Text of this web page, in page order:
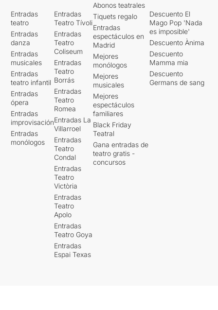
Entradas
teatro
Entradas
danza
Entradas
musicales
Entradas
teatro infantil
Entradas
ópera
Entradas
improvisación
Entradas
monólogos
Entradas
Teatro Tívoli
Entradas
Teatro
Coliseum
Entradas
Teatro
Borrás
Entradas
Teatro
Romea
Entradas La
Villarroel
Entradas
Teatro
Condal
Entradas
Teatro
Victòria
Entradas
Teatro
Apolo
Entradas
Teatro Goya
Entradas
Espai Texas
Abonos teatrales
Tiquets regalo
Entradas
espectáculos en
Madrid
Mejores
monólogos
Mejores
musicales
Mejores
espectáculos
familiares
Black Friday
Teatral
Gana entradas de
teatro gratis -
concursos
Descuento El
Mago Pop 'Nada
es imposible'
Descuento Ànima
Descuento
Mamma mia
Descuento
Germans de sang